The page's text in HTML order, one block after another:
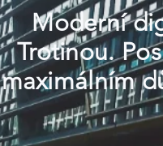
Moderní
Trotinou.
maximálním